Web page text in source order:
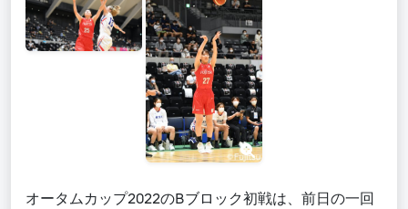
オータムカップ2022のBブロック初戦は、前日の一回